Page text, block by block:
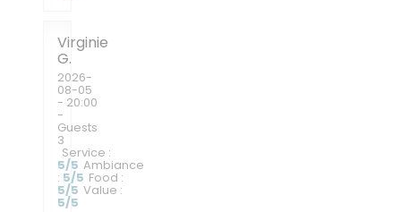
Virginie
G
2026-
08-05
- 20:00
-
Guests
3
Service :
5/5 Ambiance
: 5/5 Food :
5/5 Value :
5/5